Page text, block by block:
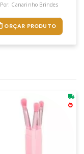
Por: Canarinho Brindes
ORÇAR PRODUTO